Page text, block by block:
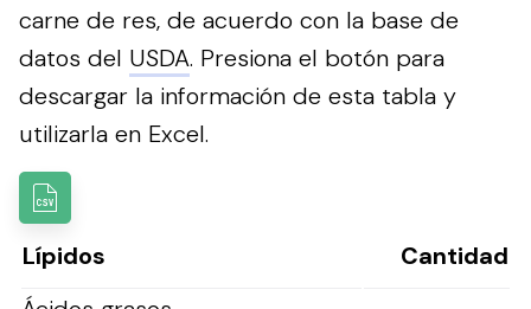
carne de res, de acuerdo con la base de
datos del USDA. Presiona el botón para
descargar la información de esta tabla y
utilizarla en Excel.
Lípidos
Cantidad